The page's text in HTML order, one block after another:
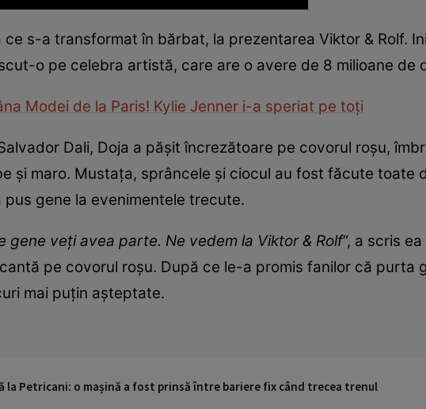
s-a transformat în bărbat, la prezentarea Viktor & Rolf.
o pe celebra artistă, care are o avere de 8 milioane de
Modei de la Paris! Kylie Jenner i-a speriat pe toți
Dali, Doja a pășit încrezătoare pe covorul roșu,
și maro. Mustața, sprâncele și ciocul au fost făcute toate
gene la evenimentele trecute.
veți avea parte. Ne vedem la Viktor & Rolf”, a scris
pe covorul roșu. După ce le-a promis fanilor că purta
mai puțin așteptate.
la Petricani: o mașină a fost prinsă între bariere fix când trecea trenul